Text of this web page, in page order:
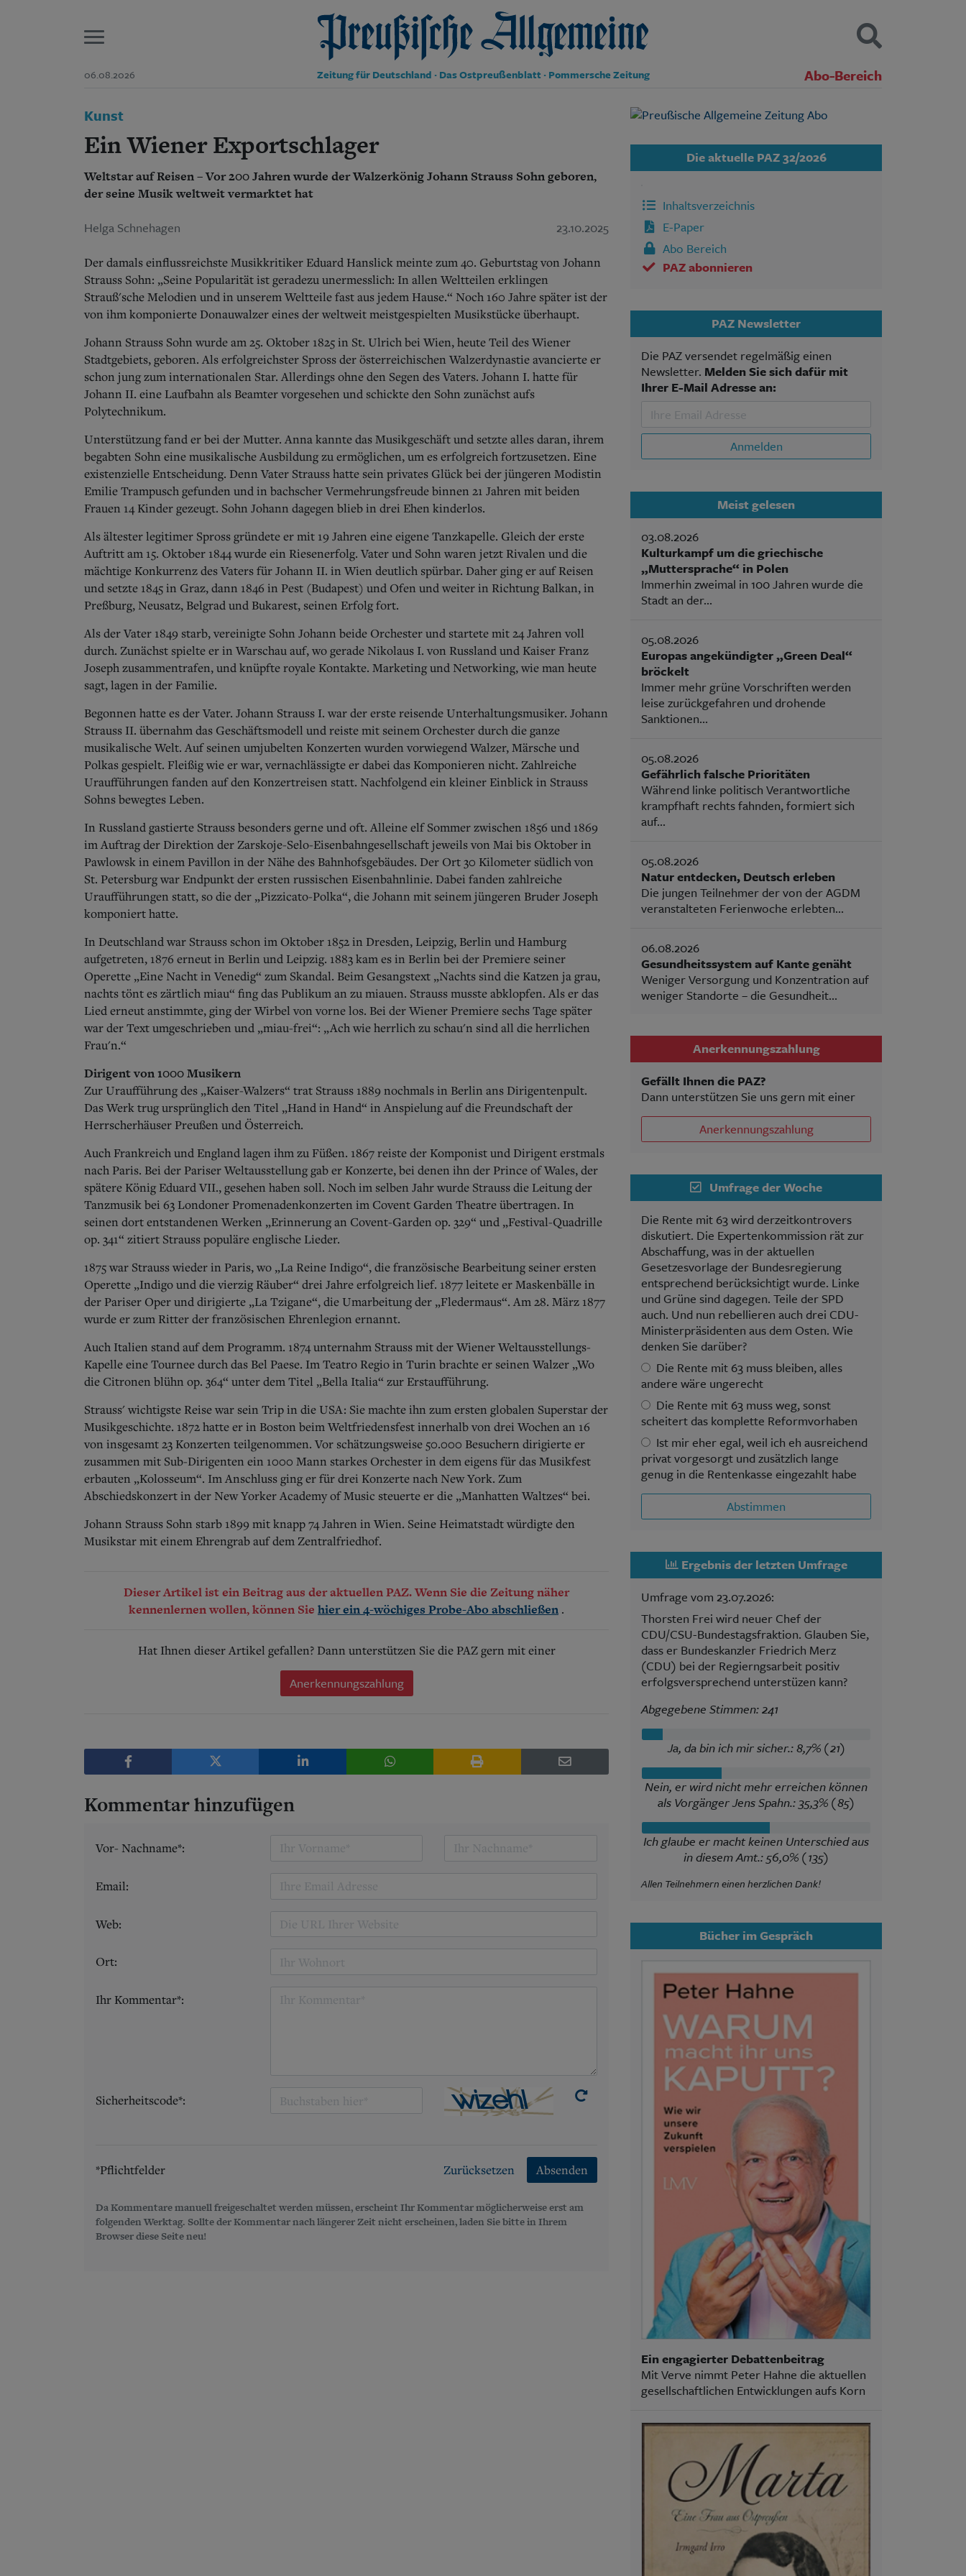
06.08.2026 Preußische Allgemeine Zeitung
Zeitung für Deutschland · Das Ostpreußenblatt · Pommersche Zeitung Abo-Bereich
Start
Aktuelle Ausgabe
Abonnent werden
Abo Prämien
Mediadaten
Gesellschaft
Berlin-Brandenburg
Schlesien
Danzig und Westpreußen
Bücher
Kontakt
Datenschutz
Suchen und finden
SUCHEN
Kunst
Ein Wiener Exportschlager
Weltstar auf Reisen – Vor 200 Jahren wurde der Walzerkönig Johann Strauss Sohn geboren,
der seine Musik weltweit vermarktet hat
Helga Schnehagen 23.10.2025
Der damals einflussreichste Musikkritiker Eduard Hanslick meinte zum 40. Geburtstag von Johann
Strauss Sohn: „Seine Popularität ist geradezu unermesslich: In allen Weltteilen erklingen
Strauß'sche Melodien und in unserem Weltteile fast aus jedem Hause.“ Noch 160 Jahre später ist der
von ihm komponierte Donauwalzer eines der weltweit meistgespielten Musikstücke überhaupt.
Johann Strauss Sohn wurde am 25. Oktober 1825 in St. Ulrich bei Wien, heute Teil des Wiener
Stadtgebiets, geboren. Als erfolgreichster Spross der österreichischen Walzerdynastie avancierte er
schon jung zum internationalen Star. Allerdings ohne den Segen des Vaters. Johann I. hatte für
Johann II. eine Laufbahn als Beamter vorgesehen und schickte den Sohn zunächst aufs
Polytechnikum.
Unterstützung fand er bei der Mutter. Anna kannte das Musikgeschäft und setzte alles daran, ihrem
begabten Sohn eine musikalische Ausbildung zu ermöglichen, um es erfolgreich fortzusetzen. Eine
existenzielle Entscheidung. Denn Vater Strauss hatte sein privates Glück bei der jüngeren Modistin
Emilie Trampusch gefunden und in bachscher Vermehrungsfreude binnen 21 Jahren mit beiden
Frauen 14 Kinder gezeugt. Sohn Johann dagegen blieb in drei Ehen kinderlos.
Als ältester legitimer Spross gründete er mit 19 Jahren eine eigene Tanzkapelle. Gleich der erste
Auftritt am 15. Oktober 1844 wurde ein Riesenerfolg. Vater und Sohn waren jetzt Rivalen und die
mächtige Konkurrenz des Vaters für Johann II. in Wien deutlich spürbar. Daher ging er auf Reisen
und setzte 1845 in Graz, dann 1846 in Pest (Budapest) und Ofen und weiter in Richtung Balkan, in
Preßburg, Neusatz, Belgrad und Bukarest, seinen Erfolg fort.
Als der Vater 1849 starb, vereinigte Sohn Johann beide Orchester und startete mit 24 Jahren voll
durch. Zunächst spielte er in Warschau auf, wo gerade Nikolaus I. von Russland und Kaiser Franz
Joseph zusammentrafen, und knüpfte royale Kontakte. Marketing und Networking, wie man heute
sagt, lagen in der Familie.
Begonnen hatte es der Vater. Johann Strauss I. war der erste reisende Unterhaltungsmusiker. Johann
Strauss II. übernahm das Geschäftsmodell und reiste mit seinem Orchester durch die ganze
musikalische Welt. Auf seinen umjubelten Konzerten wurden vorwiegend Walzer, Märsche und
Polkas gespielt. Fleißig wie er war, vernachlässigte er dabei das Komponieren nicht. Zahlreiche
Uraufführungen fanden auf den Konzertreisen statt. Nachfolgend ein kleiner Einblick in Strauss
Sohns bewegtes Leben.
In Russland gastierte Strauss besonders gerne und oft. Alleine elf Sommer zwischen 1856 und 1869
im Auftrag der Direktion der Zarskoje-Selo-Eisenbahngesellschaft jeweils von Mai bis Oktober in
Pawlowsk in einem Pavillon in der Nähe des Bahnhofsgebäudes. Der Ort 30 Kilometer südlich von
St. Petersburg war Endpunkt der ersten russischen Eisenbahnlinie. Dabei fanden zahlreiche
Uraufführungen statt, so die der „Pizzicato-Polka“, die Johann mit seinem jüngeren Bruder Joseph
komponiert hatte.
In Deutschland war Strauss schon im Oktober 1852 in Dresden, Leipzig, Berlin und Hamburg
aufgetreten, 1876 erneut in Berlin und Leipzig. 1883 kam es in Berlin bei der Premiere seiner
Operette „Eine Nacht in Venedig“ zum Skandal. Beim Gesangstext „Nachts sind die Katzen ja grau,
nachts tönt es zärtlich miau“ fing das Publikum an zu miauen. Strauss musste abklopfen. Als er das
Lied erneut anstimmte, ging der Wirbel von vorne los. Bei der Wiener Premiere sechs Tage später
war der Text umgeschrieben und „miau-frei“: „Ach wie herrlich zu schau'n sind all die herrlichen
Frau'n.“
Dirigent von 1000 Musikern
Zur Uraufführung des „Kaiser-Walzers“ trat Strauss 1889 nochmals in Berlin ans Dirigentenpult.
Das Werk trug ursprünglich den Titel „Hand in Hand“ in Anspielung auf die Freundschaft der
Herrscherhäuser Preußen und Österreich.
Auch Frankreich und England lagen ihm zu Füßen. 1867 reiste der Komponist und Dirigent erstmals
nach Paris. Bei der Pariser Weltausstellung gab er Konzerte, bei denen ihn der Prince of Wales, der
spätere König Eduard VII., gesehen haben soll. Noch im selben Jahr wurde Strauss die Leitung der
Tanzmusik bei 63 Londoner Promenadenkonzerten im Covent Garden Theatre übertragen. In
seinen dort entstandenen Werken „Erinnerung an Covent-Garden op. 329“ und „Festival-Quadrille
op. 341“ zitiert Strauss populäre englische Lieder.
1875 war Strauss wieder in Paris, wo „La Reine Indigo“, die französische Bearbeitung seiner ersten
Operette „Indigo und die vierzig Räuber“ drei Jahre erfolgreich lief. 1877 leitete er Maskenbälle in
der Pariser Oper und dirigierte „La Tzigane“, die Umarbeitung der „Fledermaus“. Am 28. März 1877
wurde er zum Ritter der französischen Ehrenlegion ernannt.
Auch Italien stand auf dem Programm. 1874 unternahm Strauss mit der Wiener Weltausstellungs-
Kapelle eine Tournee durch das Bel Paese. Im Teatro Regio in Turin brachte er seinen Walzer „Wo
die Citronen blühn op. 364“ unter dem Titel „Bella Italia“ zur Erstaufführung.
Strauss' wichtigste Reise war sein Trip in die USA: Sie machte ihn zum ersten globalen Superstar der
Musikgeschichte. 1872 hatte er in Boston beim Weltfriedensfest innerhalb von drei Wochen an 16
von insgesamt 23 Konzerten teilgenommen. Vor schätzungsweise 50.000 Besuchern dirigierte er
zusammen mit Sub-Dirigenten ein 1000 Mann starkes Orchester in dem eigens für das Musikfest
erbauten „Kolosseum“. Im Anschluss ging er für drei Konzerte nach New York. Zum
Abschiedskonzert in der New Yorker Academy of Music steuerte er die „Manhatten Waltzes“ bei.
Johann Strauss Sohn starb 1899 mit knapp 74 Jahren in Wien. Seine Heimatstadt würdigte den
Musikstar mit einem Ehrengrab auf dem Zentralfriedhof.
Dieser Artikel ist ein Beitrag aus der aktuellen PAZ. Wenn Sie die Zeitung näher
kennenlernen wollen, können Sie hier ein 4-wöchiges Probe-Abo abschließen .
Hat Ihnen dieser Artikel gefallen? Dann unterstützen Sie die PAZ gern mit einer
Anerkennungszahlung
Kommentar hinzufügen
Vor- Nachname*:
Email:
Web:
Ort:
Ihr Kommentar*:
Sicherheitscode*:
*Pflichtfelder Zurücksetzen Absenden
Da Kommentare manuell freigeschaltet werden müssen, erscheint Ihr Kommentar möglicherweise erst am
folgenden Werktag. Sollte der Kommentar nach längerer Zeit nicht erscheinen, laden Sie bitte in Ihrem
Browser diese Seite neu!
Die aktuelle PAZ 32/2026
Inhaltsverzeichnis
E-Paper
Abo Bereich
PAZ abonnieren
PAZ Newsletter
Die PAZ versendet regelmäßig einen
Newsletter. Melden Sie sich dafür mit
Ihrer E-Mail Adresse an:
Anmelden
Meist gelesen
03.08.2026
Kulturkampf um die griechische
„Muttersprache“ in Polen
Immerhin zweimal in 100 Jahren wurde die
Stadt an der...
05.08.2026
Europas angekündigter „Green Deal“
bröckelt
Immer mehr grüne Vorschriften werden
leise zurückgefahren und drohende
Sanktionen...
05.08.2026
Gefährlich falsche Prioritäten
Während linke politisch Verantwortliche
krampfhaft rechts fahnden, formiert sich
auf...
05.08.2026
Natur entdecken, Deutsch erleben
Die jungen Teilnehmer der von der AGDM
veranstalteten Ferienwoche erlebten...
06.08.2026
Gesundheitssystem auf Kante genäht
Weniger Versorgung und Konzentration auf
weniger Standorte – die Gesundheit...
Anerkennungszahlung
Gefällt Ihnen die PAZ?
Dann unterstützen Sie uns gern mit einer
Anerkennungszahlung
Umfrage der Woche
Die Rente mit 63 wird derzeitkontrovers
diskutiert. Die Expertenkommission rät zur
Abschaffung, was in der aktuellen
Gesetzesvorlage der Bundesregierung
entsprechend berücksichtigt wurde. Linke
und Grüne sind dagegen. Teile der SPD
auch. Und nun rebellieren auch drei CDU-
Ministerpräsidenten aus dem Osten. Wie
denken Sie darüber?
Die Rente mit 63 muss bleiben, alles
andere wäre ungerecht
Die Rente mit 63 muss weg, sonst
scheitert das komplette Reformvorhaben
Ist mir eher egal, weil ich eh ausreichend
privat vorgesorgt und zusätzlich lange
genug in die Rentenkasse eingezahlt habe
Abstimmen
Ergebnis der letzten Umfrage
Umfrage vom 23.07.2026:
Thorsten Frei wird neuer Chef der
CDU/CSU-Bundestagsfraktion. Glauben Sie,
dass er Bundeskanzler Friedrich Merz
(CDU) bei der Regierngsarbeit positiv
erfolgsversprechend unterstüzen kann?
Abgegebene Stimmen: 241
Ja, da bin ich mir sicher.: 8,7% (21)
Nein, er wird nicht mehr erreichen können
als Vorgänger Jens Spahn.: 35,3% (85)
Ich glaube er macht keinen Unterschied aus
in diesem Amt.: 56,0% (135)
Allen Teilnehmern einen herzlichen Dank!
Bücher im Gespräch
Ein engagierter Debattenbeitrag
Mit Verve nimmt Peter Hahne die aktuellen
gesellschaftlichen Entwicklungen aufs Korn